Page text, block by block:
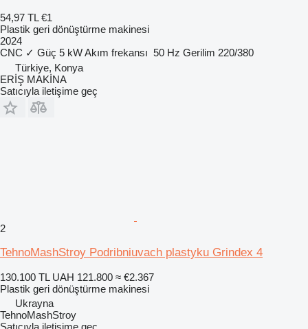
54,97 TL €1
Plastik geri dönüştürme makinesi
2024
CNC ✓ Güç 5 kWAkım frekansı 50 Hz Gerilim 220/380
Türkiye, Konya
ERİŞ MAKİNA
Satıcıyla iletişime geç
2
TehnoMashStroy Podribniuvach plastyku Grindex 4
130.100 TL UAH 121.800 ≈ €2.367
Plastik geri dönüştürme makinesi
Ukrayna
TehnoMashStroy
Satıcıyla iletişime geç